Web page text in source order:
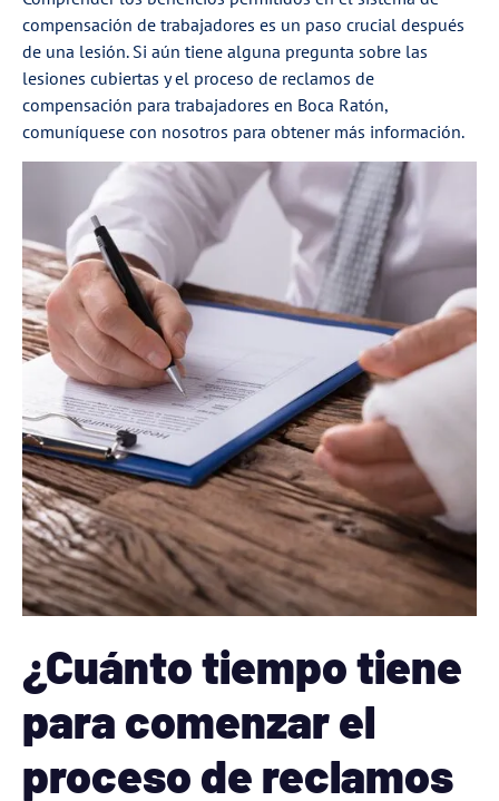
compensación de trabajadores es un paso crucial después
de una lesión. Si aún tiene alguna pregunta sobre las
lesiones cubiertas y el proceso de reclamos de
compensación para trabajadores en Boca Ratón,
comuníquese con nosotros para obtener más información.
¿Cuánto tiempo tiene
para comenzar el
proceso de reclamos